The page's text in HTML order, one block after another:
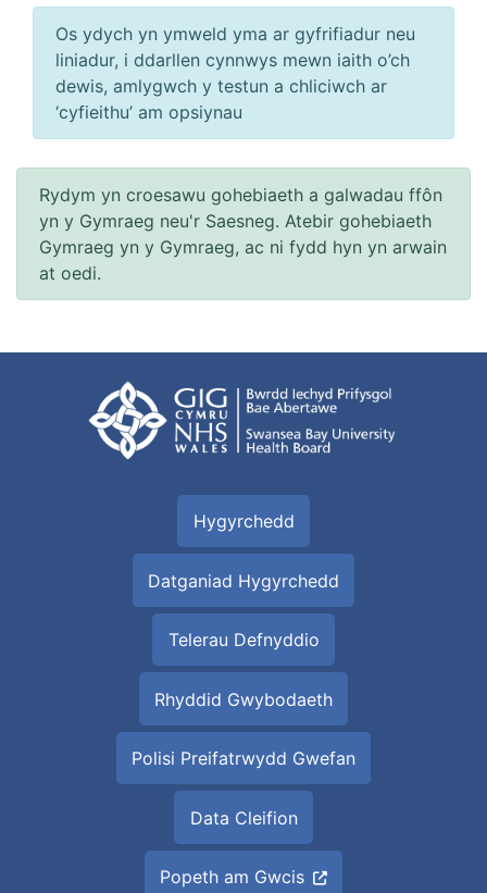
Os ydych yn ymweld yma ar gyfrifiadur neu
liniadur, i ddarllen cynnwys mewn iaith o’ch
dewis, amlygwch y testun a chliciwch ar
‘cyfieithu’ am opsiynau
Rydym yn croesawu gohebiaeth a galwadau ffôn
yn y Gymraeg neu'r Saesneg. Atebir gohebiaeth
Gymraeg yn y Gymraeg, ac ni fydd hyn yn arwain
at oedi.
Hygyrchedd
Datganiad Hygyrchedd
Telerau Defnyddio
Rhyddid Gwybodaeth
Polisi Preifatrwydd Gwefan
Data Cleifion
Popeth am Gwcis